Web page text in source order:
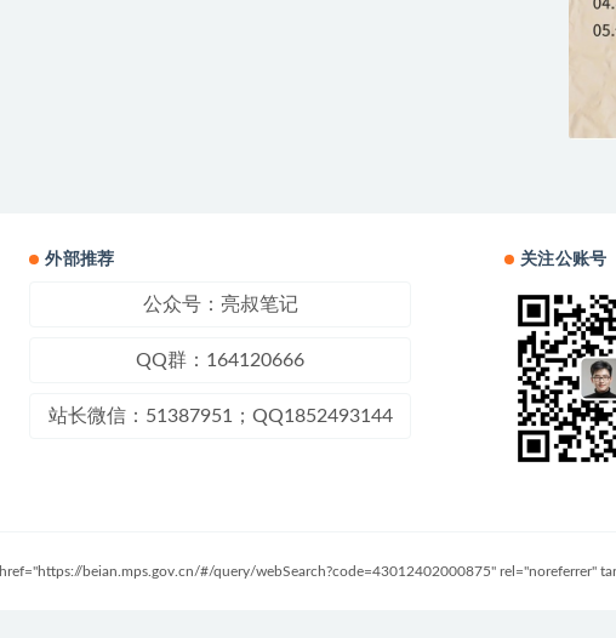
外部推荐
公众号：亮叔笔记
QQ群：164120666
站长微信：51387951；QQ1852493144
关注公账号
href="https://beian.mps.gov.cn/#/query/webSearch?code=43012402000875" rel="noreferrer"